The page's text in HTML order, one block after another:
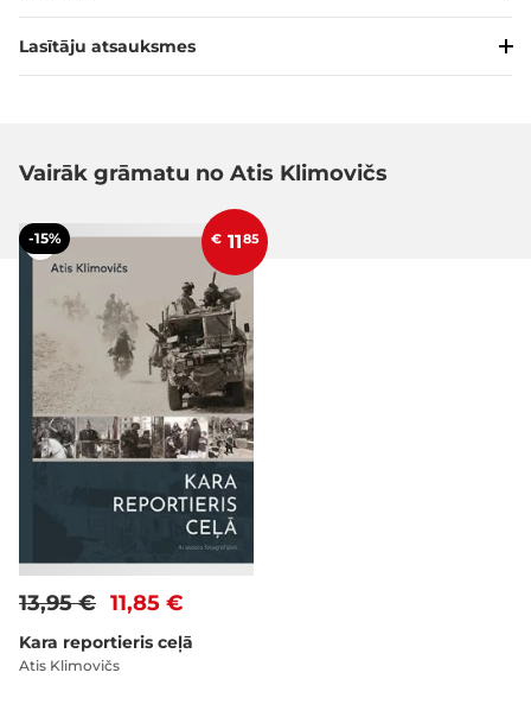
Lasītāju atsauksmes
Vairāk grāmatu no Atis Klimovičs
-15% € 1185
11,85 €
13,95 €
Kara reportieris ceļā
Atis Klimovičs